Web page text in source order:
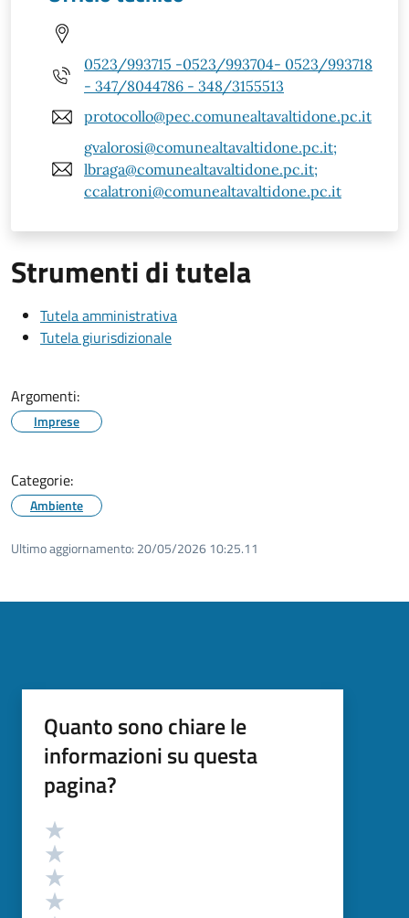
0523/993715 -0523/993704- 0523/993718
- 347/8044786 - 348/3155513
protocollo@pec.comunealtavaltidone.pc.it
gvalorosi@comunealtavaltidone.pc.it;
lbraga@comunealtavaltidone.pc.it;
ccalatroni@comunealtavaltidone.pc.it
Strumenti di tutela
Tutela amministrativa
Tutela giurisdizionale
Argomenti:
Imprese
Categorie:
Ambiente
Ultimo aggiornamento: 20/05/2026 10:25.11
Quanto sono chiare le
informazioni su questa
pagina?
Valutazione